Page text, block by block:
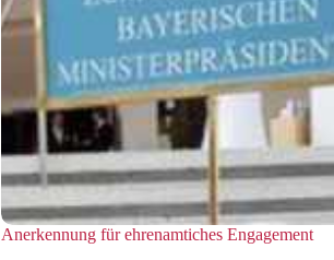
Anerkennung für ehrenamtiches Engagement